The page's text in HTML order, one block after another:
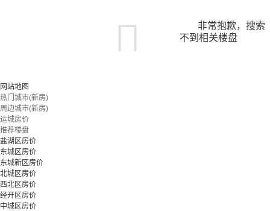
非常抱歉，搜索
不到相关楼盘
网站地图
热门城市(新房)
周边城市(新房)
运城房价
推荐楼盘
盐湖区房价
东城区房价
东城新区房价
北城区房价
西北区房价
经开区房价
中城区房价